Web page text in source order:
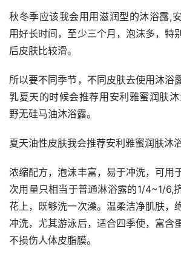
秋冬季应该我会用用滋润型的沐浴露,
用好长时间，至少三个月，泡沫多，特
后皮肤比较滑。
所以要不同季节，不同皮肤去使用沐浴
乳夏天的时候会推荐用安利雅蜜润肤
野无硅马油沐浴露。
夏天油性皮肤我会推荐安利雅蜜润肤沐
浓缩配方，泡沫丰富，易于冲洗，可用
次用量只相当于普通淋浴露的1/4~1/6,
花上，既够洗一次澡。温柔洁净肌肤，
冲洗，尤其游泳后，适合四季使，富含
不损伤人体皮脂膜。